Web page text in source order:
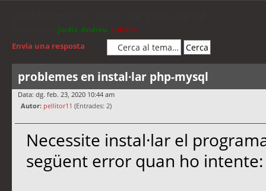
jordis Andreu cubells
Envia una resposta
problemes en instal·lar php-mysql
Data: dg. feb. 23, 2020 10:44 am
Autor: pellitor11 (Entrades: 2)
Necessite instal·lar el
següent error quan ho intente: